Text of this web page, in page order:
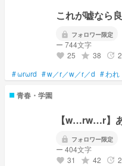
これが嘘なら
lock フォロワー限定
ー 744文字
favorite 25 grade 38 update
#ωrωrd #w／r／w／r／d #われ
青春・学園
【w…rw…r】
lock フォロワー限定
ー 404文字
favorite 31 grade 42 update